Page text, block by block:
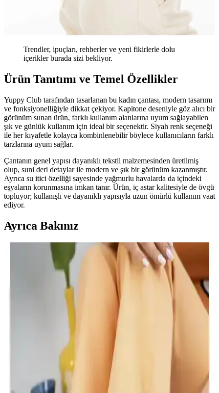
Trendler, ipuçları, rehberler ve yeni fikirlerle dolu
içerikler burada sizi bekliyor.
Ürün Tanıtımı ve Temel Özellikler
Yuppy Club tarafından tasarlanan bu kadın çantası, modern tasarımı
ve fonksiyonelliğiyle dikkat çekiyor. Kapitone deseniyle göz alıcı bir
görünüm sunan ürün, farklı kullanım alanlarına uyum sağlayabilen
şık ve günlük kullanım için ideal bir seçenektir. Siyah renk seçeneği
ile her kıyafetle kolayca kombinlenebilir böylece kullanıcıların farklı
tarzlarına uyum sağlar.
Çantanın genel yapısı dayanıklı tekstil malzemesinden üretilmiş
olup, suni deri detaylar ile modern ve şık bir görünüm kazanmıştır.
Ayrıca su itici özelliği sayesinde yağmurlu havalarda da içindeki
eşyaların korunmasına imkan tanır. Ürün, iç astar kalitesiyle de övgü
topluyor; kullanışlı ve dayanıklı yapısıyla uzun ömürlü kullanım vaat
ediyor.
Ayrıca Bakınız
Yuppy Club Kadın Kapitone Çanta: Şık ve
Kullanışlı Günlük Çanta Seçenekleri
Yuppy Club'un kadın kapitone çantası, şık tasarımı, su itici özelliği
ve düzenleyici fermuarlı bölmeleriyle günlük kullanım için ideal,
hafif ve pratik bir seçenektir.
Eşiniz İçin En Uygun Çanta ve Ayakkabı Hediye
Seçenekleri Rehberi
Kadınlar için uygun çanta ve ayakkabı hediye seçenekleri, tarz ve
kullanım amaçlarına göre seçim yapmanızı sağlar. Uzun ömürlü ve
şık ürünlerle sevdiğinize değer gösterin.
Camaiore Mini Siyah Süet Yarım Bot Kadınlar İçin